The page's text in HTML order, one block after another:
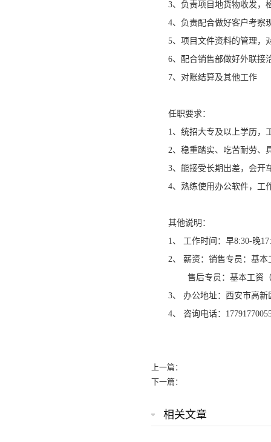
3、负责项目地货物收发，
4、负责配合做好客户考察
5、项目文件资料的管理，
6、配合销售部做好外联接
7、对账结算及其他工作
任职要求：
1、统招大专及以上学历，
2、稳重踏实、吃苦耐劳、
3、能接受长期出差，会开
4、熟练使用办公软件，工
其他说明：
1、 工作时间：早8:30-晚
2、 薪资：销售专员：基
售后专员：基本工资（
3、 办公地址：西安市高
4、 咨询电话：
上一篇：
下一篇：
相关文章